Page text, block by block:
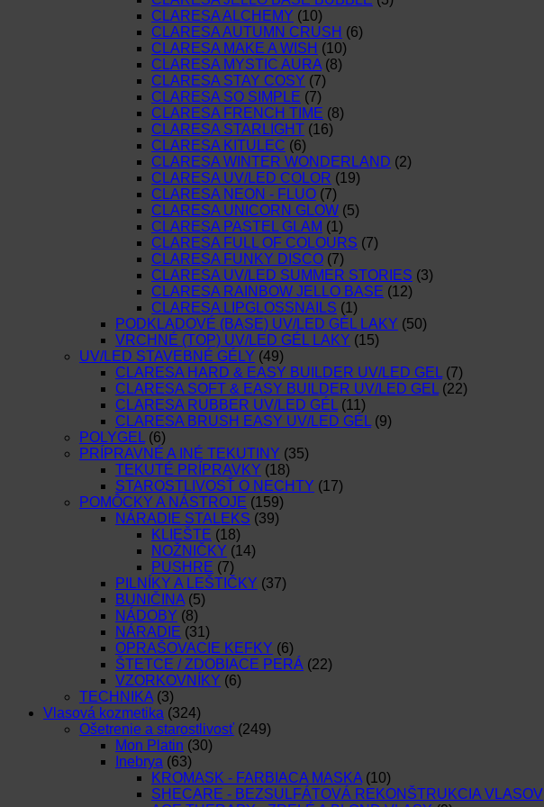
CLARESA ALCHEMY (10)
CLARESA AUTUMN CRUSH (6)
CLARESA MAKE A WISH (10)
CLARESA MYSTIC AURA (8)
CLARESA STAY COSY (7)
CLARESA SO SIMPLE (7)
CLARESA FRENCH TIME (8)
CLARESA STARLIGHT (16)
CLARESA KITULEC (6)
CLARESA WINTER WONDERLAND (2)
CLARESA UV/LED COLOR (19)
CLARESA NEON - FLUO (7)
CLARESA UNICORN GLOW (5)
CLARESA PASTEL GLAM (1)
CLARESA FULL OF COLOURS (7)
CLARESA FUNKY DISCO (7)
CLARESA UV/LED SUMMER STORIES (3)
CLARESA RAINBOW JELLO BASE (12)
CLARESA LIPGLOSSNAILS (1)
PODKLADOVÉ (BASE) UV/LED GÉL LAKY (50)
VRCHNÉ (TOP) UV/LED GÉL LAKY (15)
UV/LED STAVEBNÉ GÉLY (49)
CLARESA HARD & EASY BUILDER UV/LED GEL (7)
CLARESA SOFT & EASY BUILDER UV/LED GEL (22)
CLARESA RUBBER UV/LED GÉL (11)
CLARESA BRUSH EASY UV/LED GÉL (9)
POLYGEL (6)
PRÍPRAVNÉ A INÉ TEKUTINY (35)
TEKUTÉ PRÍPRAVKY (18)
STAROSTLIVOSŤ O NECHTY (17)
POMÔCKY A NÁSTROJE (159)
NÁRADIE STALEKS (39)
KLIEŠTE (18)
NOŽNIČKY (14)
PUSHRE (7)
PILNÍKY A LEŠTIČKY (37)
BUNIČINA (5)
NÁDOBY (8)
NÁRADIE (31)
OPRAŠOVACIE KEFKY (6)
ŠTETCE / ZDOBIACE PERÁ (22)
VZORKOVNÍKY (6)
TECHNIKA (3)
Vlasová kozmetika (324)
Ošetrenie a starostlivosť (249)
Mon Platin (30)
Inebrya (63)
KROMASK - FARBIACA MASKA (10)
SHECARE - BEZSULFÁTOVÁ REKONŠTRUKCIA VLASOV